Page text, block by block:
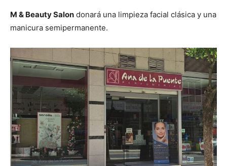
M & Beauty Salon donará una limpieza facial clásica y una
manicura semipermanente.